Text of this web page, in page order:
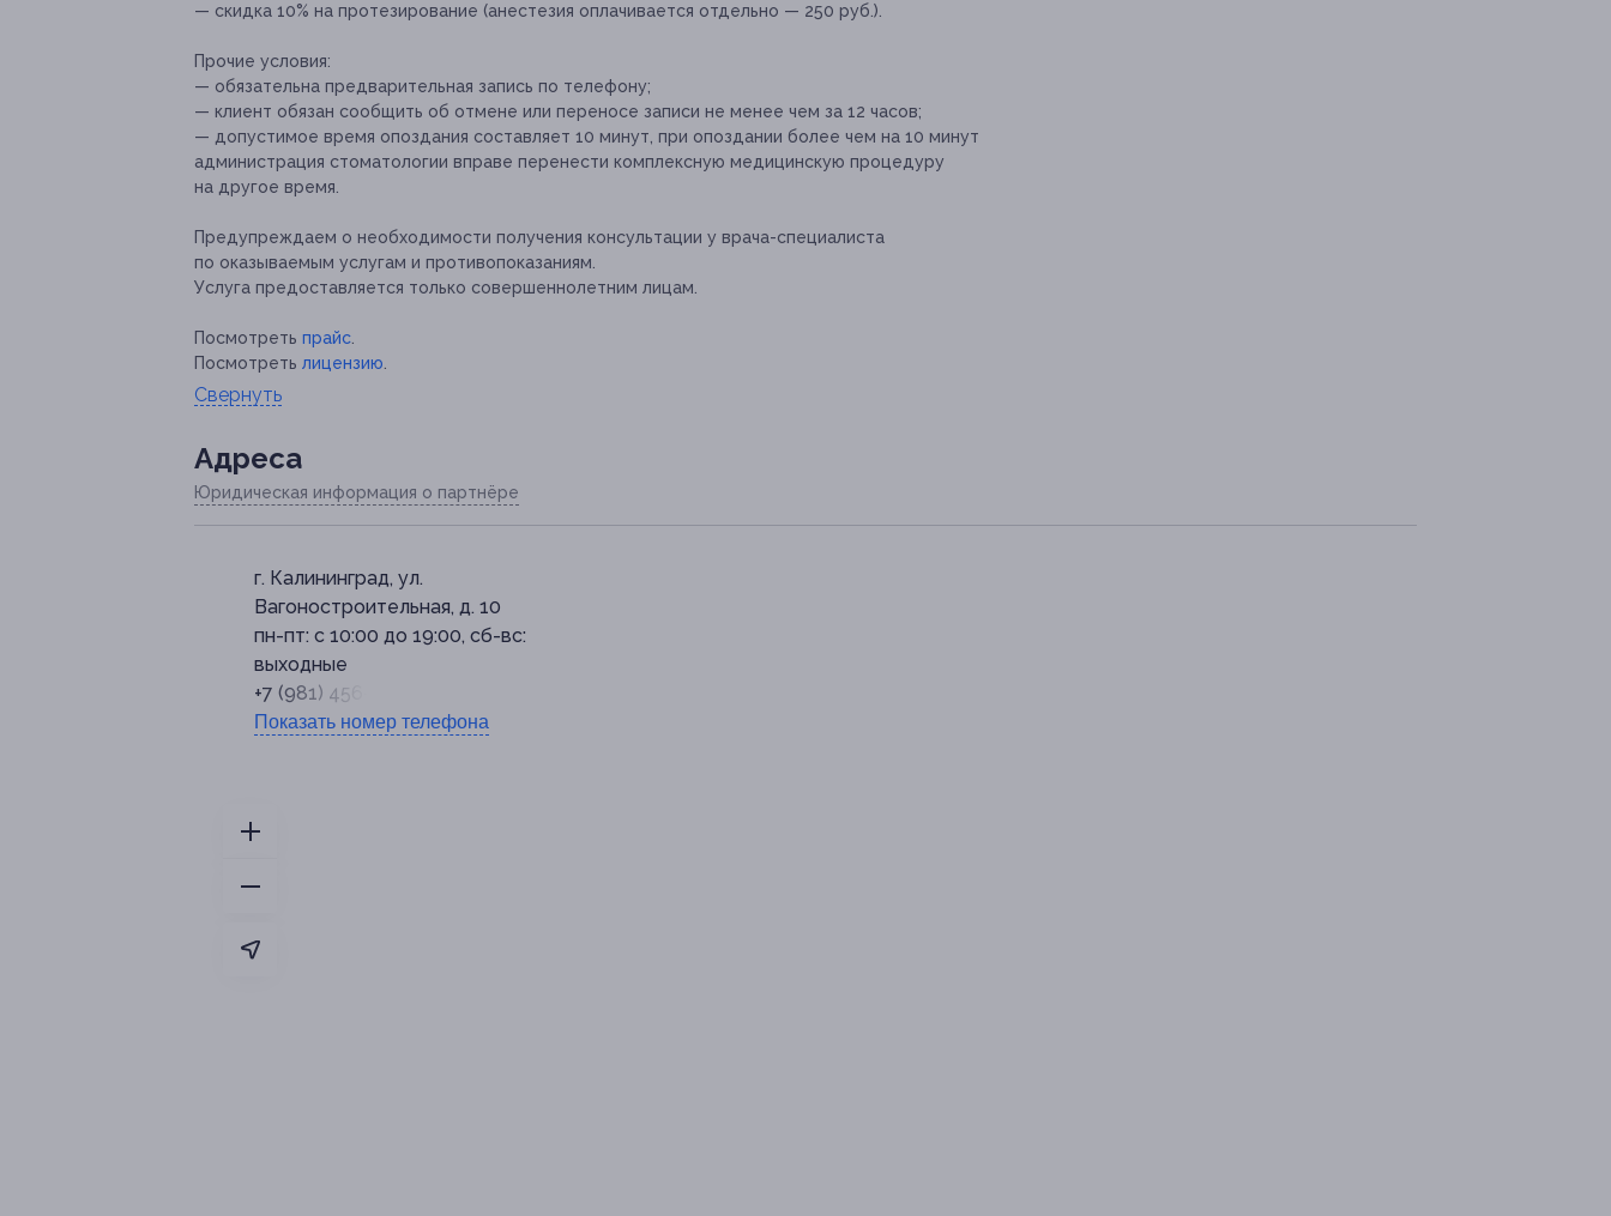
— скидка 10% на протезирование (анестезия оплачивается отдельно — 250 руб.).
Прочие условия:
— обязательна предварительная запись по телефону;
— клиент обязан сообщить об отмене или переносе записи не менее чем за 12 часов;
— допустимое время опоздания составляет 10 минут, при опоздании более чем на 10 минут
администрация стоматологии вправе перенести комплексную медицинскую процедуру
на другое время.
Предупреждаем о необходимости получения консультации у врача-специалиста
по оказываемым услугам и противопоказаниям.
Услуга предоставляется только совершеннолетним лицам.
Посмотреть прайс
Посмотреть лицензию
Свернуть
Адресa
Юридическая информация о партнёре
г. Калининград, ул.
Вагоностроительная, д. 10
пн-пт: с 10:00 до 19:00, сб-вс:
выходные
+7 (981) 456-40-49
Показать номер телефона